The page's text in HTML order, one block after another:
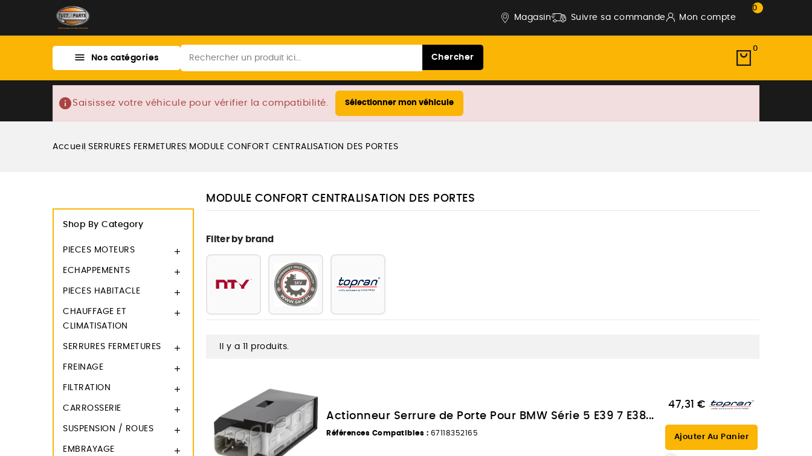
Magasin Suivre sa commande Mon compte
0
 Nos catégories Chercher
0
info Saisissez votre véhicule pour vérifier la compatibilité. Sélectionner mon véhicule
Accueil SERRURES FERMETURES MODULE CONFORT CENTRALISATION DES PORTES
Shop By Category
PIECES MOTEURS 
ECHAPPEMENTS 
PIECES HABITACLE 
CHAUFFAGE ET
CLIMATISATION

SERRURES FERMETURES 
FREINAGE 
FILTRATION 
CARROSSERIE 
SUSPENSION / ROUES 
EMBRAYAGE 
MODULE CONFORT CENTRALISATION DES PORTES
Filter by brand
Il y a 11 produits.
Actionneur Serrure de Porte Pour BMW Série 5 E39 7 E38...
Références Compatibles : 67118352165
47,31 €
Ajouter Au Panier